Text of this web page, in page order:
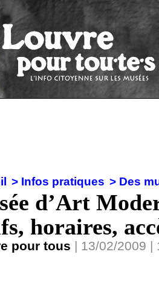
> Infos pratiques > Des
d’Art
horaires,
pour tous | 13/02/2009 |